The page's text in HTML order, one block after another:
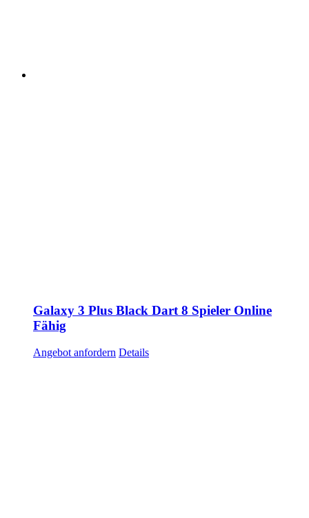
Galaxy 3 Plus Black Dart 8 Spieler Online
Fähig
Angebot anfordern Details